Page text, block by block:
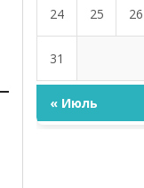
24 25 26
31
« Июль